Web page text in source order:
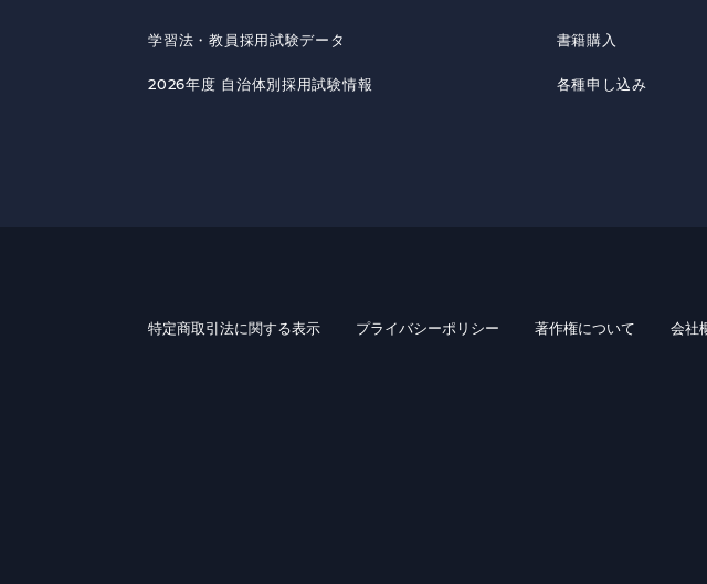
学習法・教員採用試験データ
2026年度 自治体別採用試験情報
書籍購入
各種申し込み
特定商取引法に関する表示 プライバシーポリシー 著作権について 会社